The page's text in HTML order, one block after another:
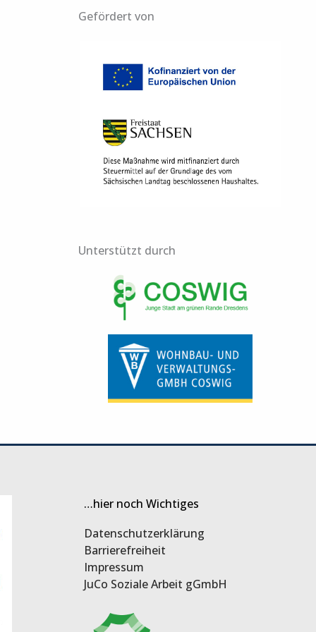
h
Gefördert von
Unterstützt durch
…hier noch Wichtiges
Datenschutzerklärung
Barrierefreiheit
Impressum
JuCo Soziale Arbeit gGmbH